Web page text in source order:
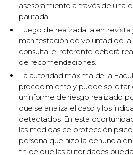
asesoramiento a través de una
pautada.
Luego de realizada la entrevista
manifestación de voluntad de la
consulta, el referente deberá
de recomendaciones.
La autoridad máxima de la
procedimiento y puede solicitar
uninforme de riesgo realizado
que se analiza el caso y los
detectados. En esta
las medidas de protección
persona que hizo la denuncia
fin de que las autoridades